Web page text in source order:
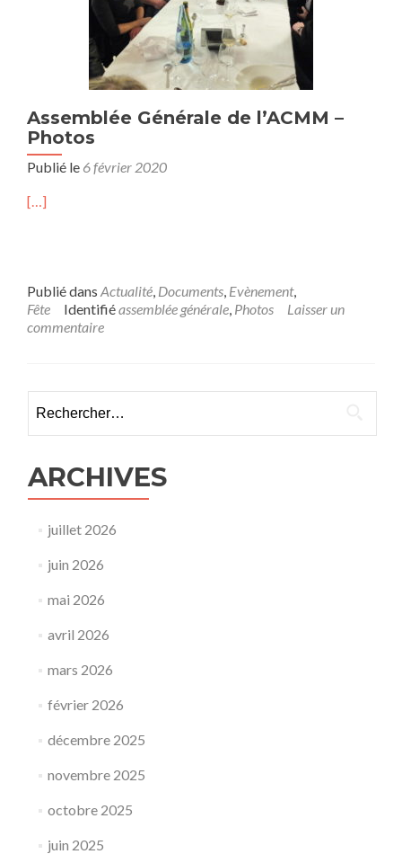
Assemblée Générale de l’ACMM –
Photos
Publié le 6 février 2020
[…]
Publié dans Actualité, Documents, Evènement,
Fête
Identifiéassemblée générale, Photos
Laisser un
commentaire
ARCHIVES
juillet 2026
juin 2026
mai 2026
avril 2026
mars 2026
février 2026
décembre 2025
novembre 2025
octobre 2025
juin 2025